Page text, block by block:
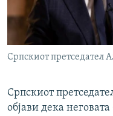
Српскиот претседател
Српскиот
објави дека